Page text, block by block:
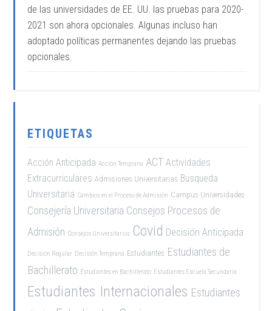
de las universidades de EE. UU. las pruebas para 2020-
2021 son ahora opcionales. Algunas incluso han
adoptado políticas permanentes dejando las pruebas
opcionales.
ETIQUETAS
Acción Anticipada Acción Temprana ACT Actividades
Extracurriculares Admisiones Universitarias Busqueda
Universitaria Cambios en el Proceso de Admisión Campus Universidades
Consejería Universitaria Consejos Procesos de
Admisión Consejos Universitarios Covid Decisión Anticipada
Decisión Regular Decisión Temprana Estudiantes Estudiantes de
Bachillerato Estudiantes en Bachillerato Estudiantes Escuela Secundaria
Estudiantes Internacionales Estudiantes